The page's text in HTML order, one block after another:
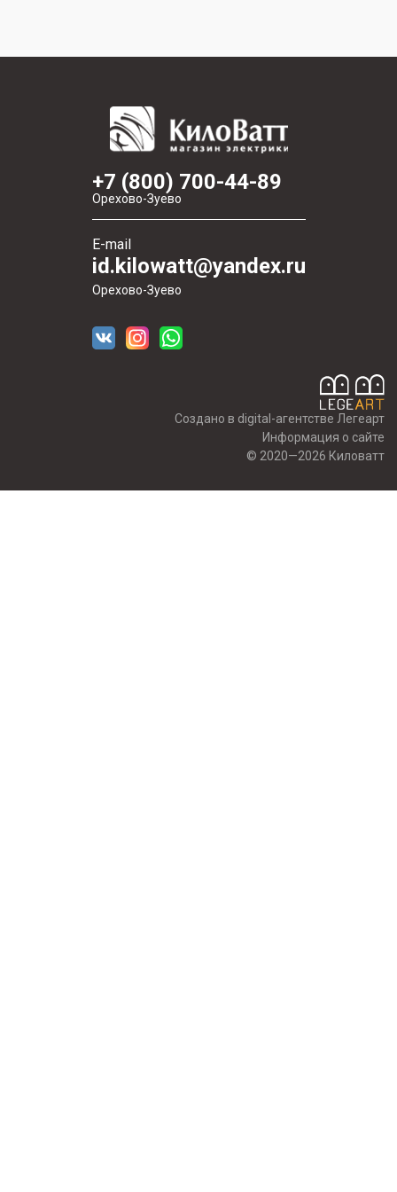
+7 (800) 700-44-89
Орехово-Зуево
E-mail
id.kilowatt@yandex.ru
Орехово-Зуево
© 2020—2026 Киловатт
Создано в digital-агентстве Легеарт
Информация о сайте